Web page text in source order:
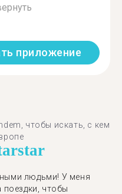
приложение
чтобы искать, с кем
star
людьми! У меня
поездки, чтобы